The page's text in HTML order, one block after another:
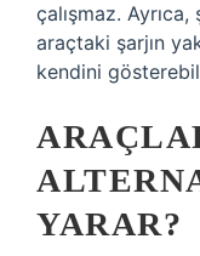
çalışmaz.
araçtaki şarjın
kendini
YARAR?